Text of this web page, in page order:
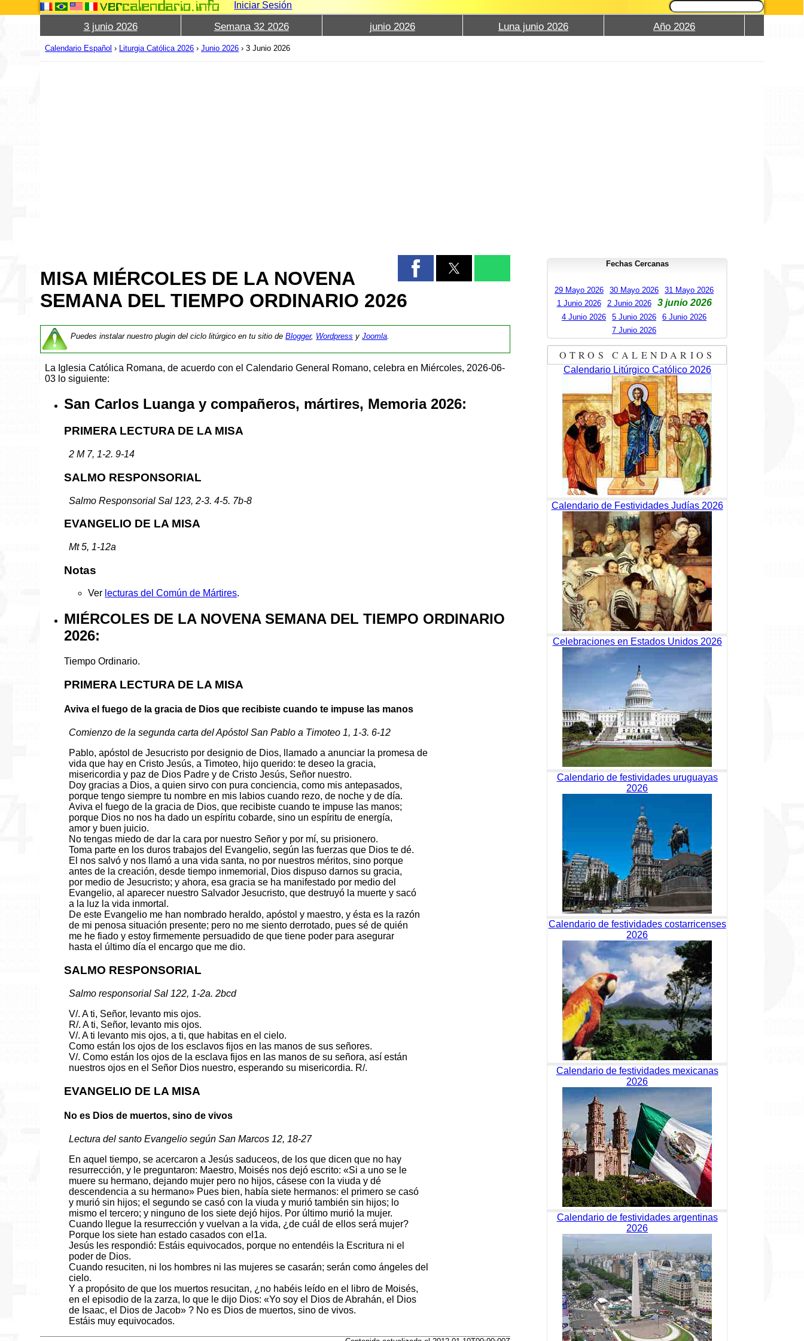
Iniciar Sesión
3 junio 2026 Semana 32 2026 junio 2026 Luna junio 2026 Año 2026
Calendario Español › Liturgia Católica 2026 ›Junio 2026 ›3 Junio 2026
MISA MIÉRCOLES DE LA NOVENA
SEMANA DEL TIEMPO ORDINARIO 2026
Puedes instalar nuestro plugin del ciclo litúrgico en tu sitio deBlogger, Wordpress yJoomla
La Iglesia Católica Romana, de acuerdo con el Calendario General Romano, celebra en Miércoles, 2026-06-
03 lo siguiente:
San Carlos Luanga y compañeros, mártires, Memoria 2026:
PRIMERA LECTURA DE LA MISA
2 M 7, 1-2. 9-14
SALMO RESPONSORIAL
Salmo Responsorial Sal 123, 2-3. 4-5. 7b-8
EVANGELIO DE LA MISA
Mt 5, 1-12a
Notas
Ver lecturas del Común de Mártires.
MIÉRCOLES DE LA NOVENA SEMANA DEL TIEMPO ORDINARIO
2026:
Tiempo Ordinario.
PRIMERA LECTURA DE LA MISA
Aviva el fuego de la gracia de Dios que recibiste cuando te impuse las manos
Comienzo de la segunda carta del Apóstol San Pablo a Timoteo 1, 1-3. 6-12
Pablo, apóstol de Jesucristo por designio de Dios, llamado a anunciar la promesa de
vida que hay en Cristo Jesús, a Timoteo, hijo querido: te deseo la gracia,
misericordia y paz de Dios Padre y de Cristo Jesús, Señor nuestro.
Doy gracias a Dios, a quien sirvo con pura conciencia, como mis antepasados,
porque tengo siempre tu nombre en mis labios cuando rezo, de noche y de día.
Aviva el fuego de la gracia de Dios, que recibiste cuando te impuse las manos;
porque Dios no nos ha dado un espíritu cobarde, sino un espíritu de energía,
amor y buen juicio.
No tengas miedo de dar la cara por nuestro Señor y por mí, su prisionero.
Toma parte en los duros trabajos del Evangelio, según las fuerzas que Dios te dé.
El nos salvó y nos llamó a una vida santa, no por nuestros méritos, sino porque
antes de la creación, desde tiempo inmemorial, Dios dispuso darnos su gracia,
por medio de Jesucristo; y ahora, esa gracia se ha manifestado por medio del
Evangelio, al aparecer nuestro Salvador Jesucristo, que destruyó la muerte y sacó
a la luz la vida inmortal.
De este Evangelio me han nombrado heraldo, apóstol y maestro, y ésta es la razón
de mi penosa situación presente; pero no me siento derrotado, pues sé de quién
me he fiado y estoy firmemente persuadido de que tiene poder para asegurar
hasta el último día el encargo que me dio.
SALMO RESPONSORIAL
Salmo responsorial Sal 122, 1-2a. 2bcd
V/. A ti, Señor, levanto mis ojos.
R/. A ti, Señor, levanto mis ojos.
V/. A ti levanto mis ojos, a ti, que habitas en el cielo.
Como están los ojos de los esclavos fijos en las manos de sus señores.
V/. Como están los ojos de la esclava fijos en las manos de su señora, así están
nuestros ojos en el Señor Dios nuestro, esperando su misericordia. R/.
EVANGELIO DE LA MISA
No es Dios de muertos, sino de vivos
Lectura del santo Evangelio según San Marcos 12, 18-27
En aquel tiempo, se acercaron a Jesús saduceos, de los que dicen que no hay
resurrección, y le preguntaron: Maestro, Moisés nos dejó escrito: «Si a uno se le
muere su hermano, dejando mujer pero no hijos, cásese con la viuda y dé
descendencia a su hermano» Pues bien, había siete hermanos: el primero se casó
y murió sin hijos; el segundo se casó con la viuda y murió también sin hijos; lo
mismo el tercero; y ninguno de los siete dejó hijos. Por último murió la mujer.
Cuando llegue la resurrección y vuelvan a la vida, ¿de cuál de ellos será mujer?
Porque los siete han estado casados con el1a.
Jesús les respondió: Estáis equivocados, porque no entendéis la Escritura ni el
poder de Dios.
Cuando resuciten, ni los hombres ni las mujeres se casarán; serán como ángeles del
cielo.
Y a propósito de que los muertos resucitan, ¿no habéis leído en el libro de Moisés,
en el episodio de la zarza, lo que le dijo Dios: «Yo soy el Dios de Abrahán, el Dios
de Isaac, el Dios de Jacob» ? No es Dios de muertos, sino de vivos.
Estáis muy equivocados.
Fechas Cercanas
29 Mayo 2026 30 Mayo 2026
31 Mayo 2026
1 Junio 2026
2 Junio 2026 3 junio 2026
4 Junio 2026 5 Junio 2026
6 Junio 2026
7 Junio 2026
OTROS CALENDARIOS
Calendario Litúrgico Católico 2026
Calendario de Festividades Judías 2026
Celebraciones en Estados Unidos 2026
Calendario de festividades uruguayas
2026
Calendario de festividades costarricenses
2026
Calendario de festividades mexicanas
2026
Calendario de festividades argentinas
2026